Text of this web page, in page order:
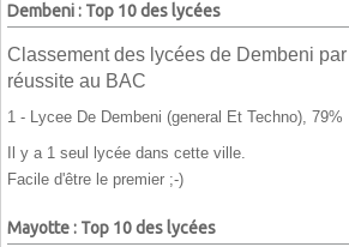
Dembeni : Top 10 des lycées
Classement des lycées de Dembeni
réussite au BAC
1 - Lycee De Dembeni (general Et Techno), 79%
Il y a 1 seul lycée dans cette ville.
Facile d'être le premier ;-)
Mayotte : Top 10 des lycées